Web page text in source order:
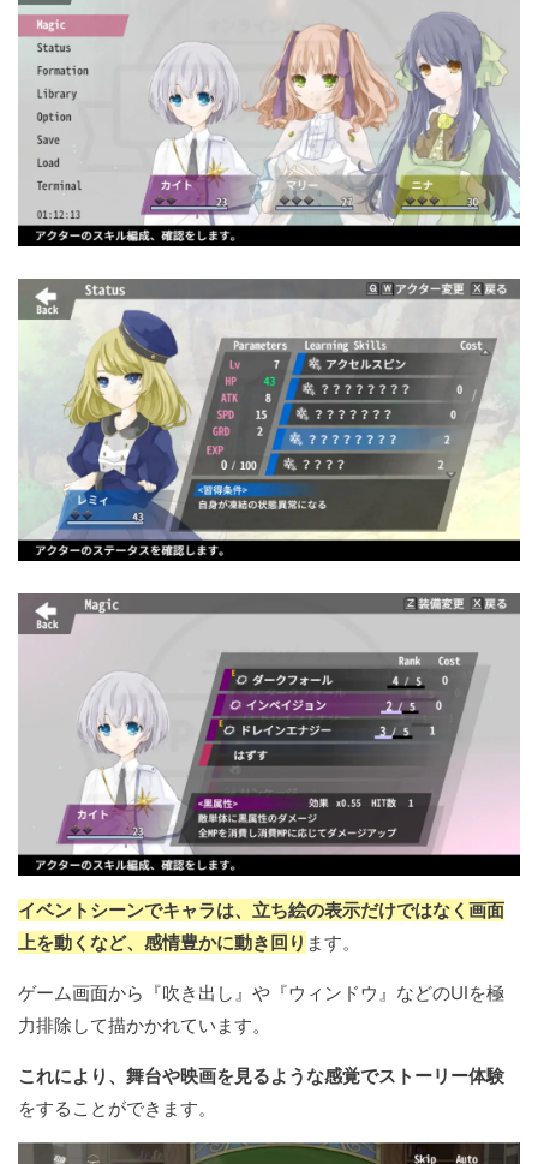
イベントシーンでキャラは、立ち絵の表示だけではなく画面
上を動くなど、感情豊かに動き回り ます。
ゲーム画面から『吹き出し』や『ウィンドウ』などのUIを極
力排除して描かかれています。
これにより、舞台や映画を見るような感覚でストーリー体験
をすることができます。